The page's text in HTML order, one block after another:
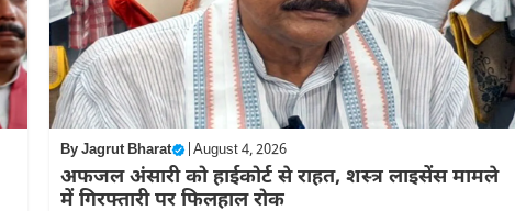
ByJagrut Bharat | August 4, 2026
अफजल अंसारी को हाईकोर्ट से राहत, शस्त्र लाइसेंस मामले
में गिरफ्तारी पर फिलहाल रोक